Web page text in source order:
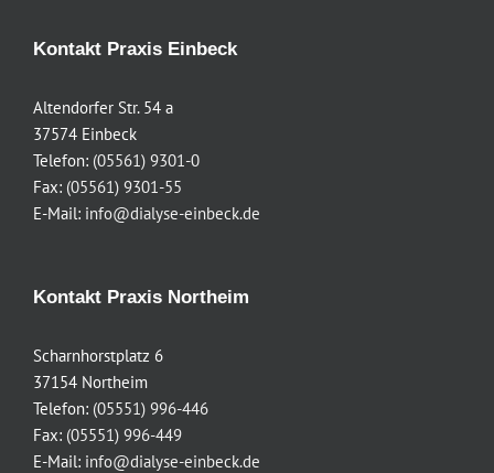
Kontakt Praxis Einbeck
Altendorfer Str. 54 a
37574 Einbeck
Telefon: (05561) 9301-0
Fax: (05561) 9301-55
E-Mail: info@dialyse-einbeck.de
Kontakt Praxis Northeim
Scharnhorstplatz 6
37154 Northeim
Telefon: (05551) 996-446
Fax: (05551) 996-449
E-Mail: info@dialyse-einbeck.de